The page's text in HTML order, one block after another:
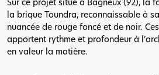
Sur ce projet situé à Bagneux (92), la
la brique Toundra, reconnaissable à
nuancée de rouge foncé et de noir.
apportent rythme et profondeur à
en valeur la matière.